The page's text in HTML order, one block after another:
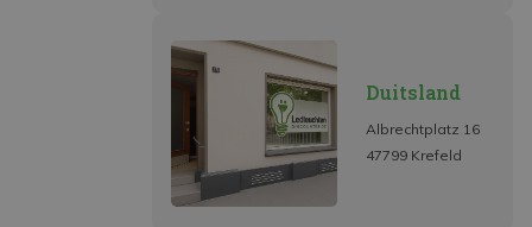
Duitsland
Albrechtplatz 16
47799 Krefeld